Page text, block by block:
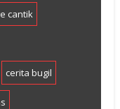
cantik
cerita bugil